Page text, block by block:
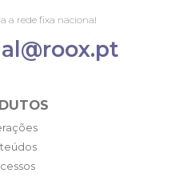
a rede fixa nacional